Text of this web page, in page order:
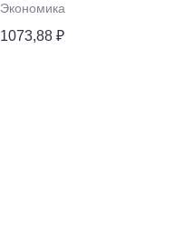
Экономика
1073,88 ₽